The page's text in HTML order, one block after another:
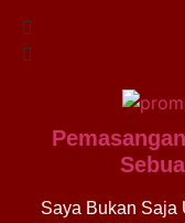
Saya Bukan Saja